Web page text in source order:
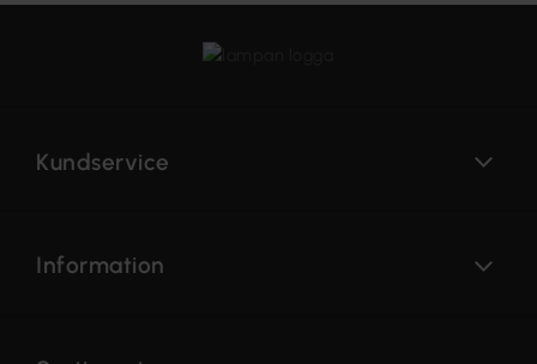
Kundservice
Information